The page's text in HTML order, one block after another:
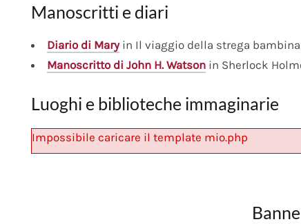
Manoscritti e diari
Diario di Maryin Il viaggio della strega bambina
Manoscritto di John H. Watson in Sherlock
Luoghi e biblioteche immaginarie
Impossibile caricare il template mio.php